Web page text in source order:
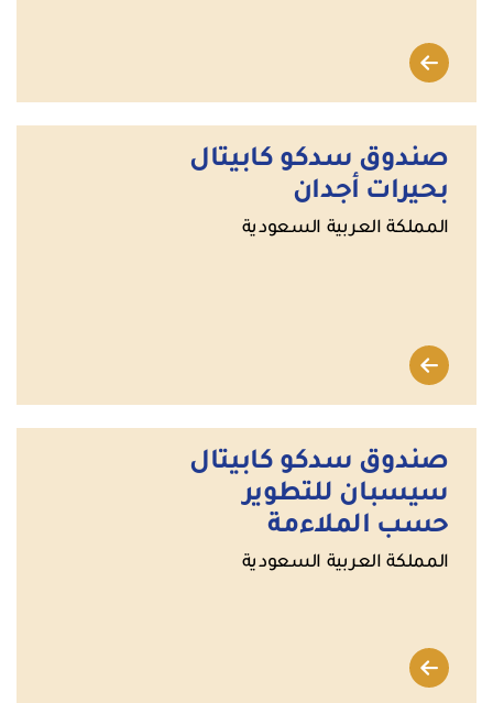
صندوق سدكو كابيتال
بحيرات أجدان
المملكة العربية السعودية
صندوق سدكو كابيتال
سيسبان للتطوير
حسب الملاءمة
المملكة العربية السعودية